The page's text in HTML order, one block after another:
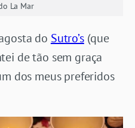
La Mar
do Sutro’s(que
de tão sem graça
dos meus preferidos